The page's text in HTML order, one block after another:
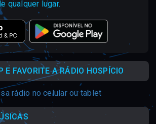
qualquer lugar.
E FAVORITE A RÁDIO HOSPÍCIO